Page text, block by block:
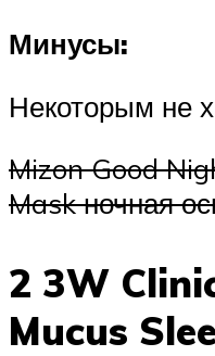
Минусы:
Некоторым не
Mizon Good
Mask ночная
2 3W
Mucus